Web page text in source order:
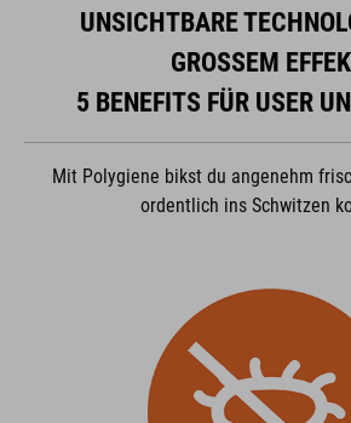
ACCEPTEREN
powered byUsercentrics Consent
UNSICHTBARE
GROSSEM
5 BENEFITS FÜR USER
Mit Polygiene bikst du angenehm
ordentlich ins Schwitzen